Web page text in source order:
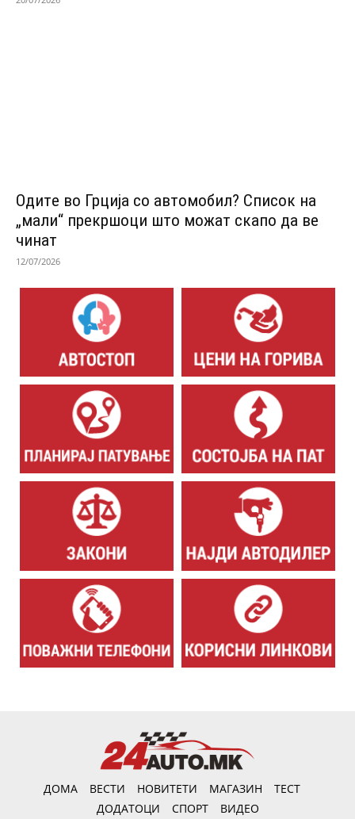
Одитe во Грција со автомобил? Список на
„мали“ прекршоци што можат скапо да ве
чинат
12/07/2026
ДОМА ВЕСТИ НОВИТЕТИ МАГАЗИН
ТЕСТ
ДОДАТОЦИ
СПОРТ ВИДЕО